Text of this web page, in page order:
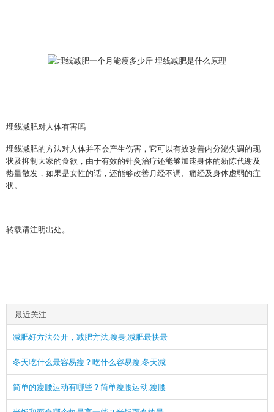
埋线减肥对人体有害吗
埋线减肥的方法对人体并不会产生伤害，它可以有效改善内分泌失调的现
状及抑制大家的食欲，由于有效的针灸治疗还能够加速身体的新陈代谢及
热量散发，如果是女性的话，还能够改善月经不调、痛经及身体虚弱的症
状。
转载请注明出处。
最近关注
减肥好方法公开，减肥方法,瘦身,减肥最快最
冬天吃什么最容易瘦？吃什么容易瘦,冬天减
简单的瘦腰运动有哪些？简单瘦腰运动,瘦腰